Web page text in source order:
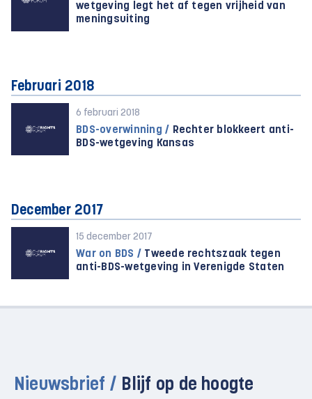
wetgeving legt het af tegen vrijheid van
meningsuiting
Februari 2018
6 februari 2018
BDS-overwinning / Rechter blokkeert anti-
BDS-wetgeving Kansas
December 2017
15 december 2017
War on BDS / Tweede rechtszaak tegen
anti-BDS-wetgeving in Verenigde Staten
Nieuwsbrief / Blijf op de hoogte